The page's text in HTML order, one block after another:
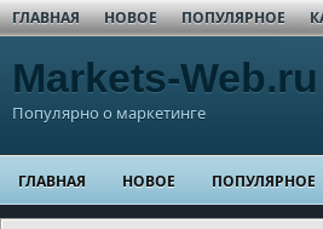
ГЛАВНАЯ НОВОЕ ПОПУЛЯРНОЕ
Markets-Web.ru
Популярно о маркетинге
ГЛАВНАЯ НОВОЕ ПОПУЛЯРНОЕ